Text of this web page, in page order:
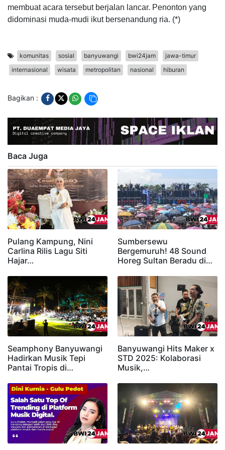
membuat acara tersebut berjalan lancar. Penonton yang
didominasi muda-mudi ikut bersenandung ria. (*)
komunitas sosial banyuwangi bwi24jam
jawa-timur
internasional
wisata metropolitan nasional hiburan
Bagikan :
Baca Juga
Pulang Kampung, Nini
Carlina Rilis Lagu Siti
Hajar…
Sumbersewu
Bergemuruh! 48 Sound
Horeg Sultan Beradu di…
Seamphony Banyuwangi
Hadirkan Musik Tepi
Pantai Tropis di…
Banyuwangi Hits Maker x
STD 2025: Kolaborasi
Musik,…